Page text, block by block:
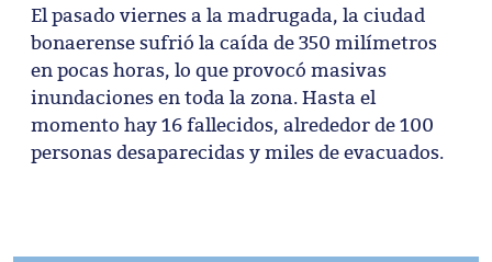
El pasado viernes a la madrugada, la ciudad
bonaerense sufrió la caída de 350 milímetros
en pocas horas, lo que provocó masivas
inundaciones en toda la zona. Hasta el
momento hay 16 fallecidos, alrededor de 100
personas desaparecidas y miles de evacuados.